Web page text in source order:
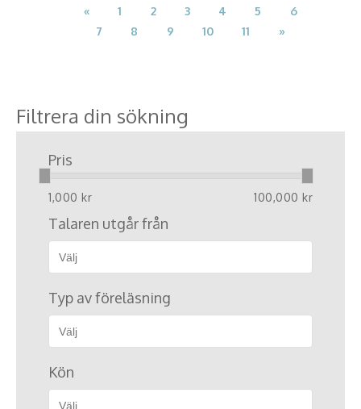
« 1 2 3 4 5
6
7
8 9 10 11 »
Filtrera din sökning
Pris
1,000 kr 100,000 kr
Talaren utgår från
Typ av föreläsning
Kön